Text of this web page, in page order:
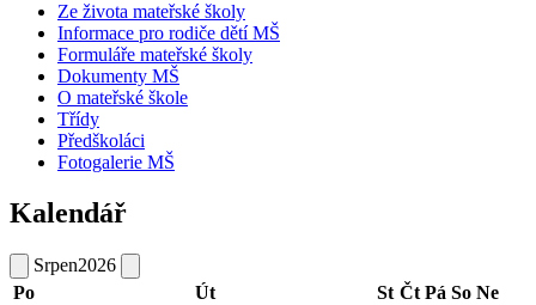
Ze života mateřské školy
Informace pro rodiče dětí MŠ
Formuláře mateřské školy
Dokumenty MŠ
O mateřské škole
Třídy
Předškoláci
Fotogalerie MŠ
Kalendář
Srpen2026
Po
Út St Čt Pá So Ne